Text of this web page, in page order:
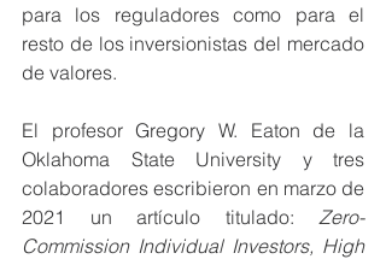
para los reguladores como para el
resto de los inversionistas del mercado
de valores.
El profesor Gregory W. Eaton de la
Oklahoma State University y tres
colaboradores escribieron en marzo de
2021 un artículo titulado: Zero-
Commission Individual Investors, High